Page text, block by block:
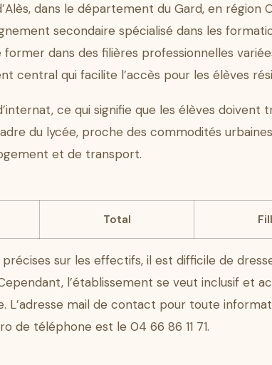
dans le département du Gard, en région
secondaire spécialisé dans les
dans des filières professionnelles
central qui facilite l’accès pour les élèves
ce qui signifie que les élèves
du lycée, proche des commodités
et de transport.
Total
précises sur les effectifs, il est difficile de
l’établissement se veut inclusif et
L’adresse mail de contact pour toute
de téléphone est le 04 66 86 11 71.